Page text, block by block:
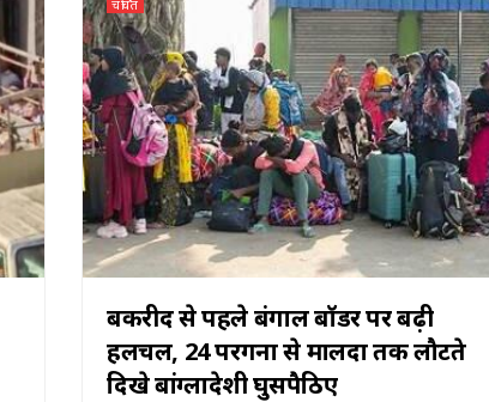
चर्चित
बकरीद से पहले बंगाल बॉर्डर पर बढ़ी
हलचल, 24 परगना से मालदा तक लौटते
दिखे बांग्लादेशी घुसपैठिए